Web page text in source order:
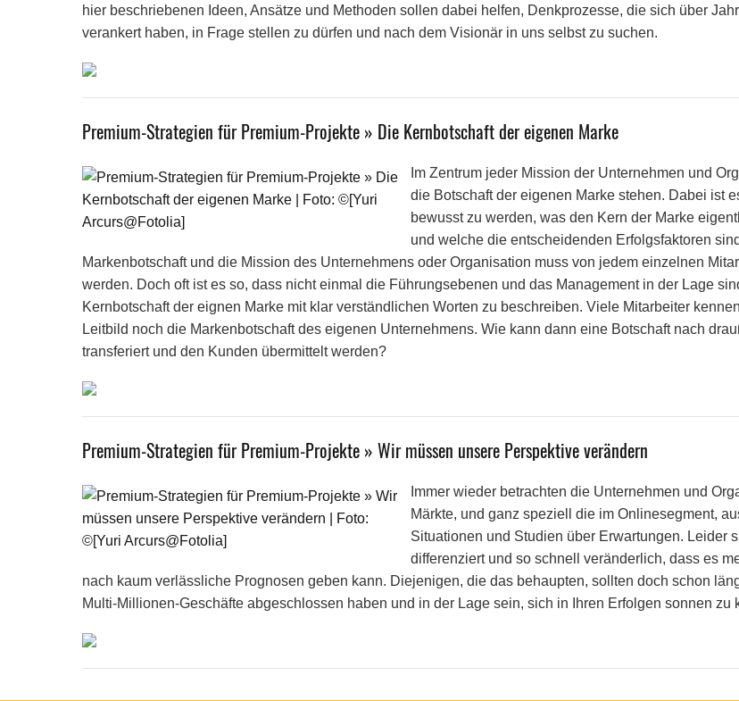
hier beschriebenen Ideen, Ansätze und Methoden sollen dabei helfen, Denkprozesse, die sich über
verankert haben, in Frage stellen zu dürfen und nach dem Visionär in uns selbst zu suchen.
Premium-Strategien für Premium-Projekte » Die Kernbotschaft der eigenen Marke
Im Zentrum jeder Mission der Unternehmen und
die Botschaft der eigenen Marke stehen. Dabei ist
bewusst zu werden, was den Kern der Marke
und welche die entscheidenden Erfolgsfaktoren
Markenbotschaft und die Mission des Unternehmens oder Organisation muss von jedem einzelnen
werden. Doch oft ist es so, dass nicht einmal die Führungsebenen und das Management in der Lage
Kernbotschaft der eignen Marke mit klar verständlichen Worten zu beschreiben. Viele Mitarbeiter
Leitbild noch die Markenbotschaft des eigenen Unternehmens. Wie kann dann eine Botschaft nach
transferiert und den Kunden übermittelt werden?
Premium-Strategien für Premium-Projekte » Wir müssen unsere Perspektive verändern
Immer wieder betrachten die Unternehmen und
Märkte, und ganz speziell die im Onlinesegment,
Situationen und Studien über Erwartungen. Leider
differenziert und so schnell veränderlich, dass es
nach kaum verlässliche Prognosen geben kann. Diejenigen, die das behaupten, sollten doch schon
Multi-Millionen-Geschäfte abgeschlossen haben und in der Lage sein, sich in Ihren Erfolgen sonnen zu